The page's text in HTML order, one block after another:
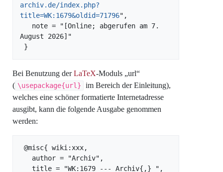
archiv.de/index.php?
title=WK:1679&oldid=71796",
August 2026]"
Bei Benutzung derLaTeX-Moduls „url“
( \usepackage{url}
im Bereich der Einleitung),
welches eine schöner formatierte Internetadresse
ausgibt, kann die folgende Ausgabe genommen
werden: